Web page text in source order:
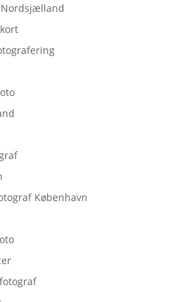
Nordsjælland
København